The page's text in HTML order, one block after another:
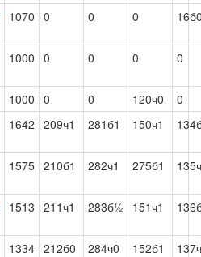
1070 0 0 0
1000 0 0 0 0
1000 0 0 120ч0
0
1642 209ч1 281б1 150ч1
1575 210б1 282ч1 275б1
1513 211ч1 283б½ 151ч1
1334 212б0 284ч0 152б1